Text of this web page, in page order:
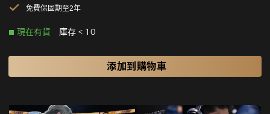
免費保固期至2年
現在有貨 庫存 < 10
添加到購物車